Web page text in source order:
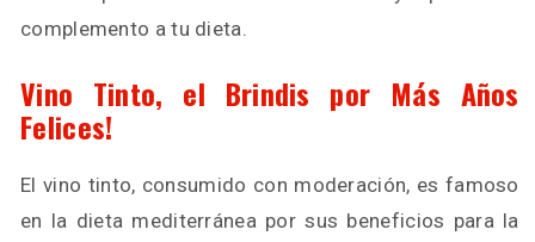
complemento a tu dieta.
Vino Tinto, el Brindis por Más Años
Felices!
El vino tinto, consumido con moderación, es famoso
en la dieta mediterránea por sus beneficios para la